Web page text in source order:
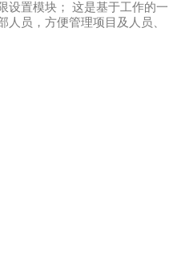
设置模块； 这是基于工作的一
员，方便管理项目及人员、